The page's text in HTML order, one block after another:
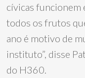
cívicas funcionem
todos os frutos
ano é motivo de
instituto”, disse
do H360.